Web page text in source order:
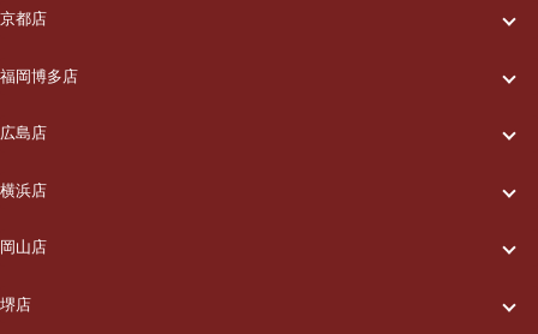
出張エリア
ブログ
お知らせ
採用情報
お問い合わせ
メニュー/料金
出張エリア
ブログ
お知らせ
採用情報
お問い合わせ
ご利用の流れ
メニュー/料金
出張エリア
ブログ
お知らせ
採用情報
一休について
ご利用の流れ
メニュー/料金
出張エリア
ブログ
お知らせ
京都店
一休について
ご利用の流れ
メニュー/料金
出張エリア
ブログ
福岡博多店
一休について
ご利用の流れ
メニュー/料金
出張エリア
広島店
一休について
ご利用の流れ
メニュー/料金
横浜店
一休について
ご利用の流れ
岡山店
一休について
堺店